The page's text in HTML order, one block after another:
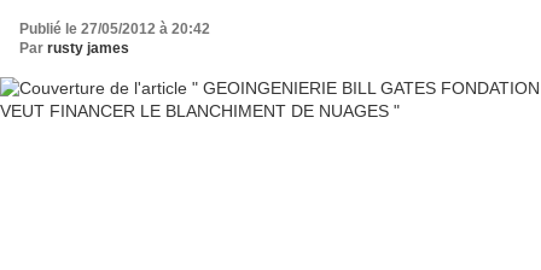
Publié le 27/05/2012 à 20:42
Par rusty james